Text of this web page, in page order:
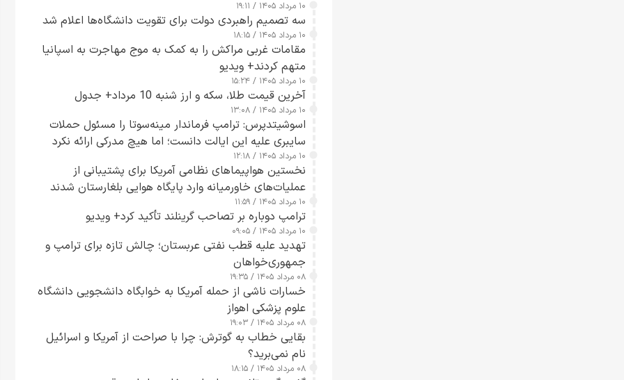
۱۰ مرداد ۱۴۰۵ / ۱۹:۱۱
سه تصمیم راهبردی دولت برای تقویت دانشگاه‌ها اعلام شد
۱۰ مرداد ۱۴۰۵ / ۱۸:۱۵
مقامات غربی مراکش را به کمک به موج مهاجرت به اسپانیا
متهم کردند+ ویدیو
۱۰ مرداد ۱۴۰۵ / ۱۵:۲۴
آخرین قیمت طلا، سکه و ارز شنبه 10 مرداد+ جدول
۱۰ مرداد ۱۴۰۵ / ۱۳:۰۸
اسوشیتدپرس: ترامپ فرماندار مینه‌سوتا را مسئول حملات
سایبری علیه این ایالت دانست؛ اما هیچ مدرکی ارائه نکرد
۱۰ مرداد ۱۴۰۵ / ۱۲:۱۸
نخستین هواپیماهای نظامی آمریکا برای پشتیبانی از
عملیات‌های خاورمیانه وارد پایگاه هوایی بلغارستان شدند
۱۰ مرداد ۱۴۰۵ / ۱۱:۵۹
ترامپ دوباره بر تصاحب گرینلند تأکید کرد+ ویدیو
۱۰ مرداد ۱۴۰۵ / ۰۹:۰۵
تهدید علیه قطب نفتی عربستان؛ چالش تازه برای ترامپ و
جمهوری‌خواهان
۰۸ مرداد ۱۴۰۵ / ۱۹:۳۵
خسارات ناشی از حمله آمریکا به خوابگاه دانشجویی دانشگاه
علوم پزشکی اهواز
۰۸ مرداد ۱۴۰۵ / ۱۹:۰۳
بقایی خطاب به گوترش: چرا با صراحت از آمریکا و اسرائیل
نام نمی‌برید؟
۰۸ مرداد ۱۴۰۵ / ۱۸:۱۵